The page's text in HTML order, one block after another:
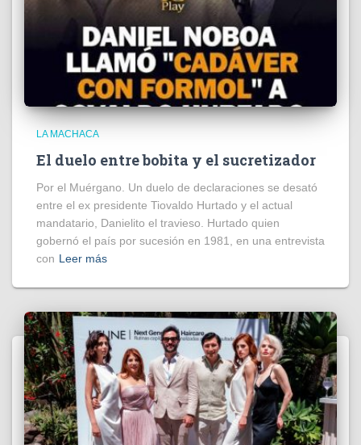
LA MACHACA
El duelo entre bobita y el sucretizador
Por el Muérgano. Un duelo de declaraciones se desató
entre el ex presidente Tiovaldo Hurtado y el actual
mandatario, Danielito el travieso. Hurtado quien
gobernó el país por sucesión en 1981, en una entrevista
con Leer más